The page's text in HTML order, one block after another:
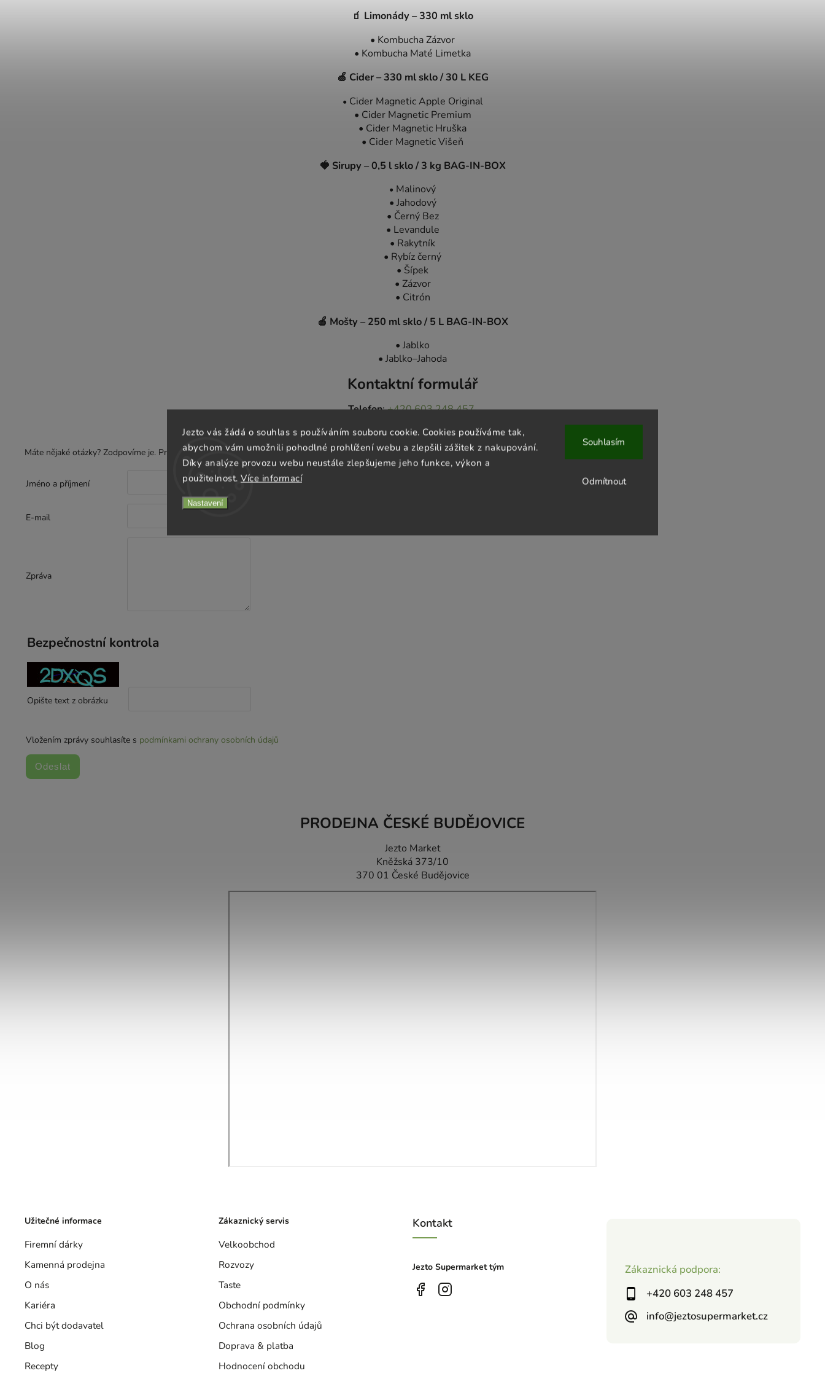
Jezto vás žádá o souhlas s používáním souboru cookie. Cookies používáme tak,
abychom vám umožnili pohodlné prohlížení webu a zlepšili zážitek z nakupování.
Díky analýze provozu webu neustále zlepšujeme jeho funkce, výkon a
použitelnost. Více informací
Nastavení
Odmítnout
Souhlasím
🧃 Limonády – 330 ml sklo
• Kombucha Zázvor
• Kombucha Maté Limetka
🍏 Cider – 330 ml sklo / 30 L KEG
• Cider Magnetic Apple Original
• Cider Magnetic Premium
• Cider Magnetic Hruška
• Cider Magnetic Višeň
🍓 Sirupy – 0,5 l sklo / 3 kg BAG-IN-BOX
• Malinový
• Jahodový
• Černý Bez
• Levandule
• Rakytník
• Rybíz černý
• Šípek
• Zázvor
• Citrón
🍎 Mošty – 250 ml sklo / 5 L BAG-IN-BOX
• Jablko
• Jablko–Jahoda
Kontaktní formulář
Telefon:+420 603 248 457
E-mail:info@jeztomarket.cz
Máte nějaké otázky? Zodpovíme je. Prosíme o pečlivé vyplnění kontaktních údajů.
Jméno a příjmení
E-mail
Zpráva
Bezpečnostní kontrola
Opište text z obrázku
Vložením zprávy souhlasíte s podmínkami ochrany osobních údajů
Odeslat
PRODEJNA ČESKÉ BUDĚJOVICE
Jezto Market
Kněžská 373/10
370 01 České Budějovice
Zákaznická podpora:
+420 603 248 457
info@jeztosupermarket.cz
Užitečné informace
Firemní dárky
Kamenná prodejna
O nás
Kariéra
Chci být dodavatel
Blog
Recepty
Zákaznický servis
Velkoobchod
Rozvozy
Taste
Obchodní podmínky
Ochrana osobních údajů
Doprava & platba
Hodnocení obchodu
Kontakt
Jezto Supermarket tým